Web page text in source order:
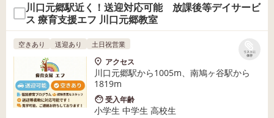
川口元郷駅近く！送迎対応可能 放課後等デイサービ
ス 療育支援エフ 川口元郷教室
リストに
保存
空きあり 送迎あり 土日祝営業
アクセス
川口元郷駅から1005m、南鳩ヶ谷駅から
1819m
受入年齢
小学生 中学生 高校生